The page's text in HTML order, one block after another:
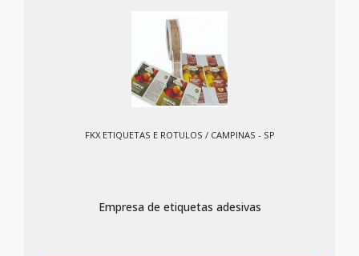
FKX ETIQUETAS E ROTULOS / CAMPINAS - SP
Empresa de etiquetas adesivas